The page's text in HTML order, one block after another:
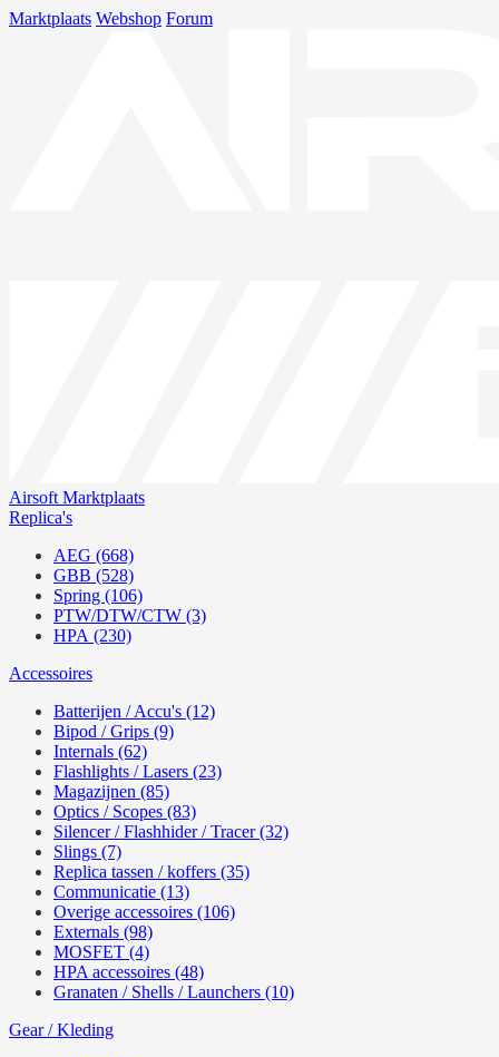
Marktplaats Webshop Forum
Airsoft Marktplaats
Replica's
AEG (668)
GBB (528)
Spring (106)
PTW/DTW/CTW (3)
HPA (230)
Accessoires
Batterijen / Accu's (12)
Bipod / Grips (9)
Internals (62)
Flashlights / Lasers (23)
Magazijnen (85)
Optics / Scopes (83)
Silencer / Flashhider / Tracer (32)
Slings (7)
Replica tassen / koffers (35)
Communicatie (13)
Overige accessoires (106)
Externals (98)
MOSFET (4)
HPA accessoires (48)
Granaten / Shells / Launchers (10)
Gear / Kleding